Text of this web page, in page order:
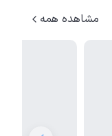
مشاهده همه